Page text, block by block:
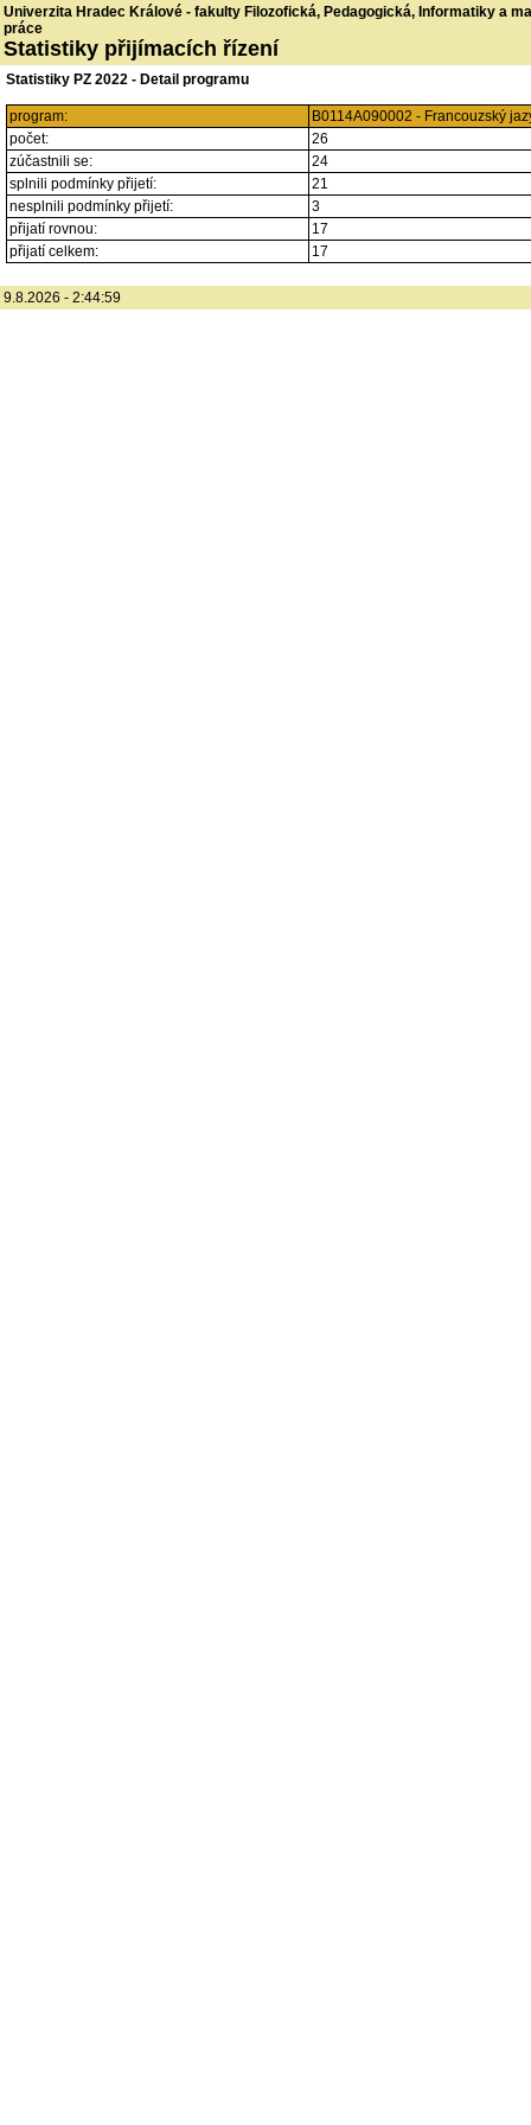
Univerzita Hradec Králové - fakulty Filozofická, Pedagogická, Informatiky a
práce
Statistiky přijímacích řízení
Statistiky PZ 2022 - Detail programu
program:
B0114A090002 - Francouzský
počet:
26
zúčastnili se:
24
splnili podmínky přijetí:
21
nesplnili podmínky přijetí:
3
přijatí rovnou:
17
přijatí celkem:
17
9.8.2026 - 2:44:59